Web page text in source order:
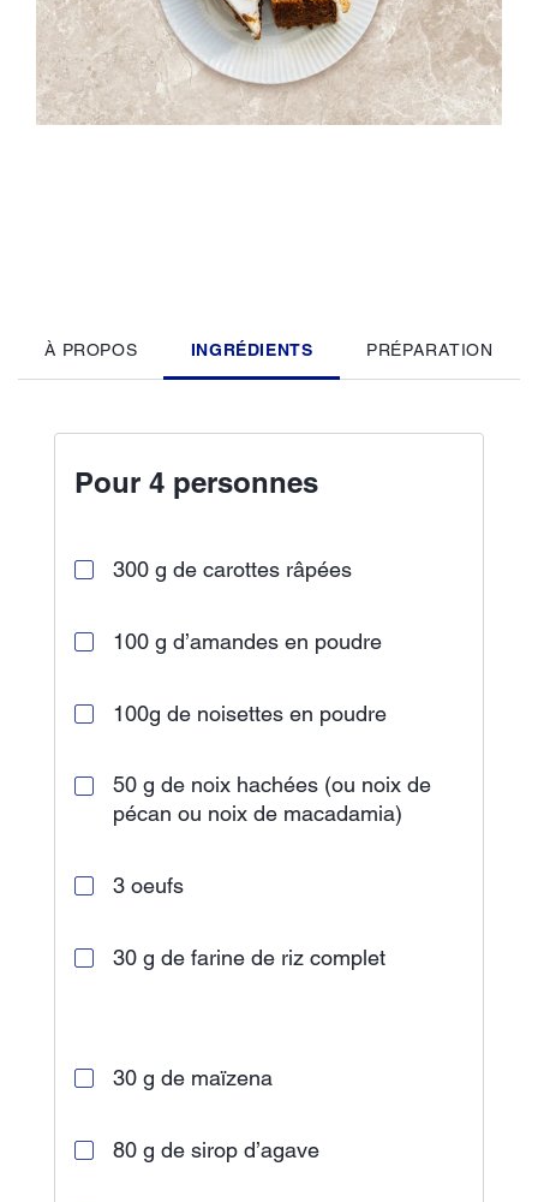
À PROPOS INGRÉDIENTS PRÉPARATION
Pour 4 personnes
300 g de carottes râpées
100 g d’amandes en poudre
100g de noisettes en poudre
50 g de noix hachées (ou noix de
pécan ou noix de macadamia)
3 oeufs
30 g de farine de riz complet
30 g de maïzena
80 g de sirop d’agave